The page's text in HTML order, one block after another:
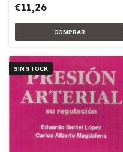
€11,26
SIN STOCK